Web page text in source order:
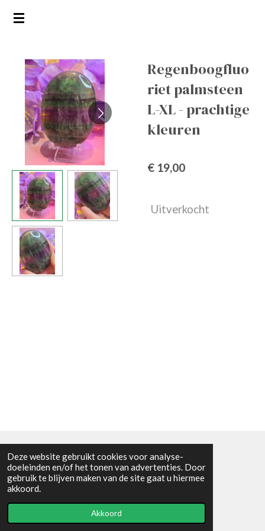
Deze website gebruikt cookies voor analyse-
doeleinden en/of het tonen van advertenties. Door
gebruik te blijven maken van de site gaat u hiermee
akkoord.
Akkoord
Ga
hoofdinhoud
Regenboogfluo
riet palmsteen
L-XL - prachtige
kleuren
€ 19,00
Uitverkocht
Algemene voorwaarden
© 2021 - RC en mineralenshop Het vlinderpad